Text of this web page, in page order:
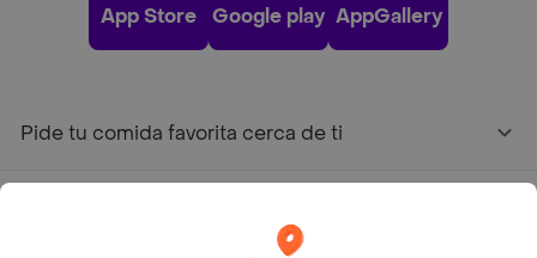
App Store Google play AppGallery
Pide tu comida favorita cerca de ti